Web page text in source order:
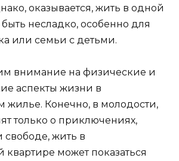
оказывается, жить в одной
несладко, особенно для
или семьи с детьми.
внимание на физические и
аспекты жизни в
жилье. Конечно, в молодости,
только о приключениях,
свободе, жить в
может показаться